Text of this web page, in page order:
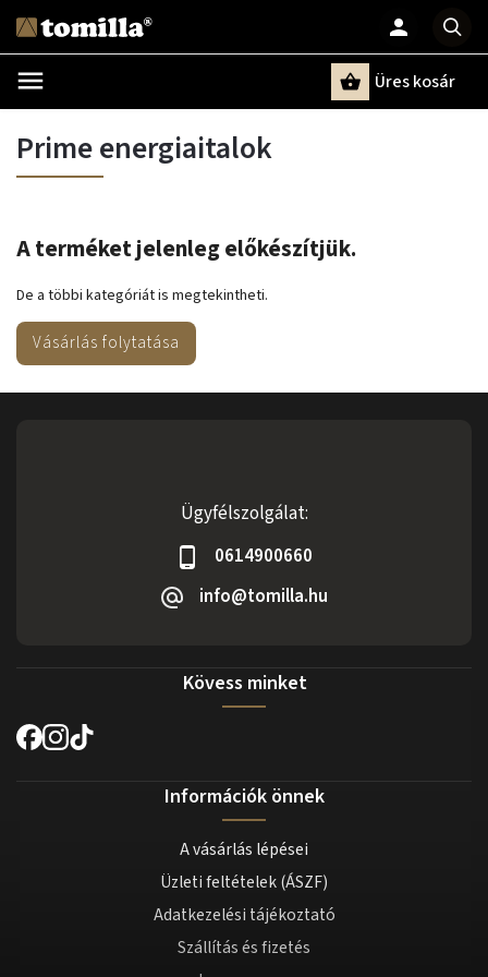
Üres kosár
Prime energiaitalok
A terméket jelenleg előkészítjük.
De a többi kategóriát is megtekintheti.
Vásárlás folytatása
Ügyfélszolgálat:
0614900660
info@tomilla.hu
Kövess minket
Információk önnek
A vásárlás lépései
Üzleti feltételek (ÁSZF)
Adatkezelési tájékoztató
Szállítás és fizetés